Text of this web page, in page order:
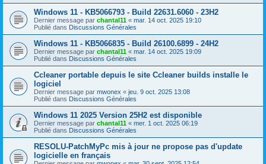
Windows 11 - KB5066793 - Build 22631.6060 - 23H2
Dernier message par chantal11 « mar. 14 oct. 2025 19:10
Publié dans Discussions Générales
Windows 11 - KB5066835 - Build 26100.6899 - 24H2
Dernier message par chantal11 « mar. 14 oct. 2025 19:09
Publié dans Discussions Générales
Ccleaner portable depuis le site Ccleaner builds installe le
logiciel
Dernier message par mwonex « jeu. 9 oct. 2025 13:08
Publié dans Discussions Générales
Windows 11 2025 Version 25H2 est disponible
Dernier message par chantal11 « mer. 1 oct. 2025 06:19
Publié dans Discussions Générales
RESOLU-PatchMyPc mis à jour ne propose pas d'update
logicielle en français